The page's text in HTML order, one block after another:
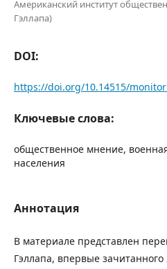
Американский институт
Гэллапа)
DOI:
https://doi.org/10.14515/
Ключевые слова:
общественное мнение,
населения
Аннотация
В материале представлен
Гэллапа, впервые зачитанного